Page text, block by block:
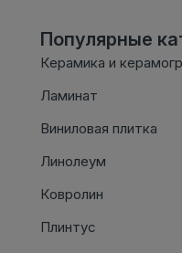
Популярные
Керамика и
Ламинат
Виниловая плитка
Линолеум
Ковролин
Плинтус